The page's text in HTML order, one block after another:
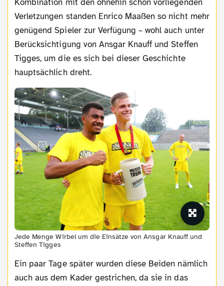
Kombination mit den ohnehin schon vorliegenden
Verletzungen standen Enrico Maaßen so nicht mehr
genügend Spieler zur Verfügung – wohl auch unter
Berücksichtigung von Ansgar Knauff und Steffen
Tigges, um die es sich bei dieser Geschichte
hauptsächlich dreht.
Jede Menge Wirbel um die Einsätze von Ansgar Knauff und
Steffen Tigges
Ein paar Tage später wurden diese Beiden nämlich
auch aus dem Kader gestrichen, da sie in das